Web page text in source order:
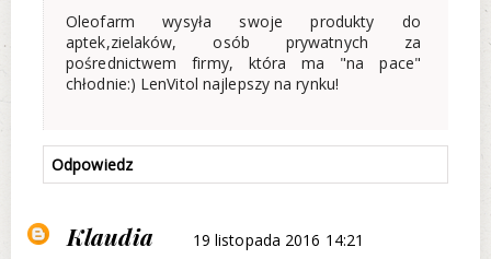
Oleofarm wysyła swoje produkty do
aptek,zielaków, osób prywatnych za
pośrednictwem firmy, która ma "na pace"
chłodnie:) LenVitol najlepszy na rynku!
Odpowiedz
Klaudia
19 listopada 2016 14:21